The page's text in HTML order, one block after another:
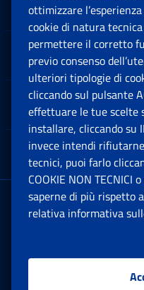
Sedi e Contatti
Software
Note Legali
App mobile
Sede Legale :
00144 Roma
ottimizzare
cookie di natura
permettere il corretto
previo consenso
ulteriori tipologie di
cliccando sul pulsante
effettuare le tue scelte
installare, cliccando su
invece intendi
tecnici, puoi farlo
COOKIE NON TECNICI
saperne di più rispetto
relativa informativa